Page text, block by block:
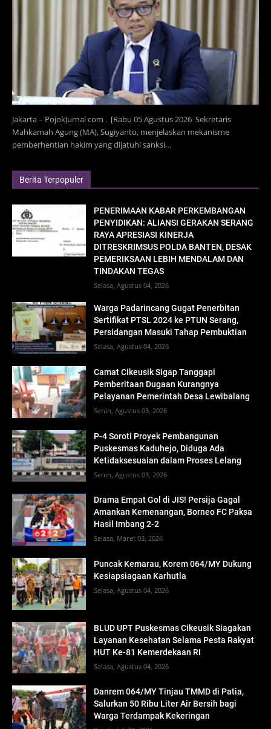
Jakarta – PojokJurnal com . [Rabu 05 Agustus 2026 Sekretaris
Mahkamah Agung (MA), Sugiyanto, menjelaskan mekanisme
pemberhentian hakim yang dijatuhi sanksi…
Berita Terpopuler
PENERIMAAN KABAR PERKEMBANGAN
PENYIDIKAN: ALIANSI GERAKAN SERANG
RAYA APRESIASI KINERJA
DITRESKRIMSUS POLDA BANTEN, DESAK
PEMERIKSAAN LEBIH MENDALAM DAN
TINDAKAN TEGAS
Selasa, Agustus 04, 2026
Warga Padarincang Gugat Penerbitan
Sertifikat PTSL 2024 ke PTUN Serang,
Persidangan Masuki Tahap Pembuktian
Selasa, Agustus 04, 2026
Camat Cikeusik Sigap Tanggapi
Pemberitaan Dugaan Kurangnya
Pelayanan Pemerintah Desa Lewibalang
Senin, Agustus 03, 2026
P-4 Soroti Proyek Pembangunan
Puskesmas Kaduhejo, Diduga Ada
Ketidaksesuaian dalam Proses Lelang
Senin, Agustus 03, 2026
Drama Empat Gol di JIS! Persija Gagal
Amankan Kemenangan, Borneo FC Paksa
Hasil Imbang 2-2
Selasa, Maret 03, 2026
Puncak Kemarau, Korem 064/MY Dukung
Kesiapsiagaan Karhutla
Selasa, Agustus 04, 2026
BLUD UPT Puskesmas Cikeusik Siagakan
Layanan Kesehatan Selama Pesta Rakyat
HUT Ke-81 Kemerdekaan RI
Selasa, Agustus 04, 2026
Danrem 064/MY Tinjau TMMD di Patia,
Salurkan 50 Ribu Liter Air Bersih bagi
Warga Terdampak Kekeringan